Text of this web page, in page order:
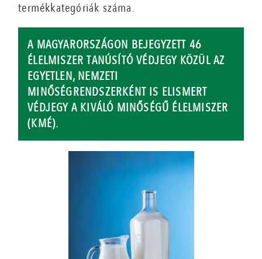
termékkategóriák száma.
A MAGYARORSZÁGON BEJEGYZETT 46
ÉLELMISZER TANÚSÍTÓ VÉDJEGY KÖZÜL AZ
EGYETLEN, NEMZETI
MINŐSÉGRENDSZERKÉNT IS ELISMERT
VÉDJEGY A KIVÁLÓ MINŐSÉGŰ ÉLELMISZER
(KMÉ).